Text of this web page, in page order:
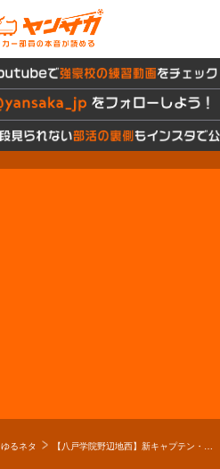
ゆるネタ 【八戸学院野辺地西】新キャプテン・堀田一希『今年こそはチームの歴史を変えなければいけない』チーム力に磨きをかけて目指すのは選手権初出場！【キャプテン】